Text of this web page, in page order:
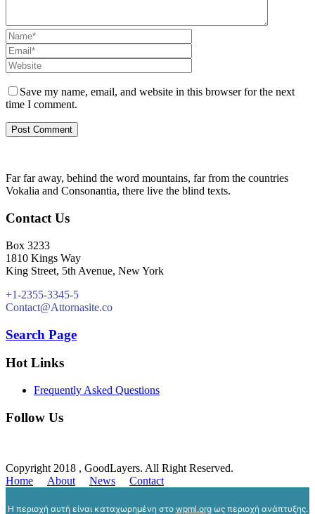
Save my name, email, and website in this browser for the next
time I comment.
Far far away, behind the word mountains, far from the countries
Vokalia and Consonantia, there live the blind texts.
Contact Us
Box 3233
1810 Kings Way
King Street, 5th Avenue, New York
+1-2355-3345-5
Contact@Attornasite.co
Search Page
Hot Links
Frequently Asked Questions
Follow Us
Copyright 2018 , GoodLayers. All Right Reserved.
Home
About News Contact
Η περιοχή αυτή είναι καταχωρημένη στο wpml.orgως περιοχή ανάπτυξης.